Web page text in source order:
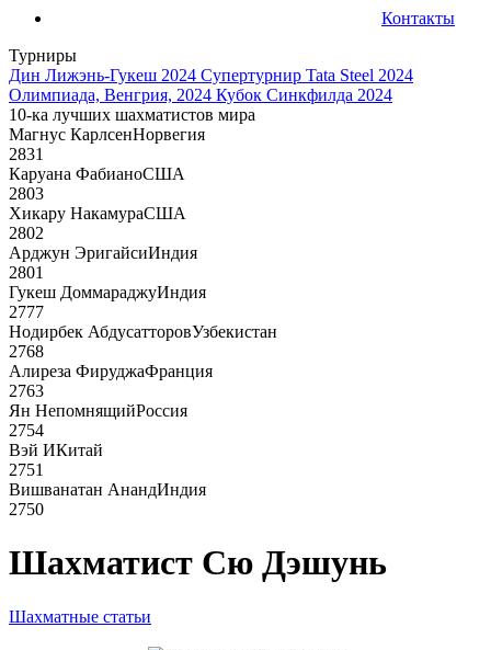
Контакты
Турниры
Дин Лижэнь-Гукеш 2024 Супертурнир Tata Steel 2024
Олимпиада, Венгрия, 2024 Кубок Синкфилда 2024
10-ка лучших шахматистов мира
Магнус КарлсенНорвегия
2831
Каруана ФабианоСША
2803
Хикару НакамураСША
2802
Арджун ЭригайсиИндия
2801
Гукеш ДоммараджуИндия
2777
Нодирбек АбдусатторовУзбекистан
2768
Алиреза ФируджаФранция
2763
Ян НепомнящийРоссия
2754
Вэй ИКитай
2751
Вишванатан АнандИндия
2750
Шахматист Сю Дэшунь
Шахматные статьи